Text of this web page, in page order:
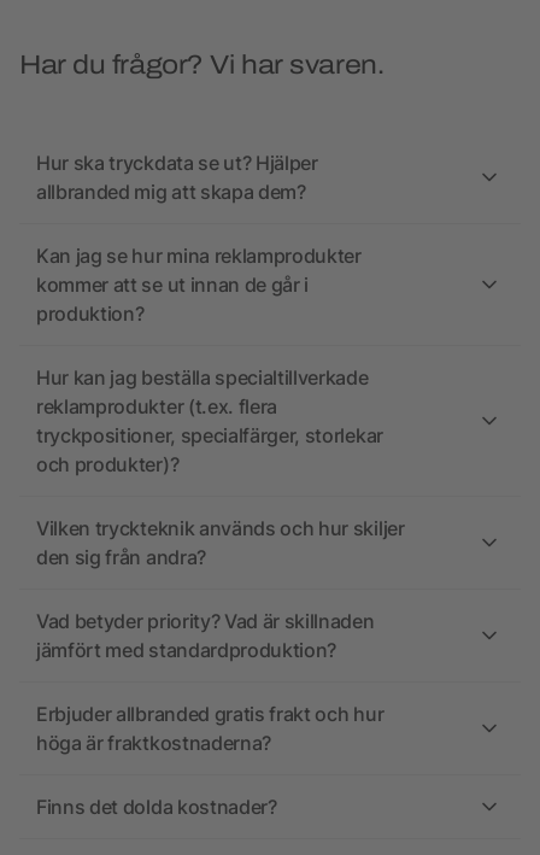
Har du frågor? Vi har svaren.
Hur ska tryckdata se ut? Hjälper
allbranded mig att skapa dem?
Kan jag se hur mina reklamprodukter
kommer att se ut innan de går i
produktion?
Hur kan jag beställa specialtillverkade
reklamprodukter (t.ex. flera
tryckpositioner, specialfärger, storlekar
och produkter)?
Vilken tryckteknik används och hur skiljer
den sig från andra?
Vad betyder priority? Vad är skillnaden
jämfört med standardproduktion?
Erbjuder allbranded gratis frakt och hur
höga är fraktkostnaderna?
Finns det dolda kostnader?